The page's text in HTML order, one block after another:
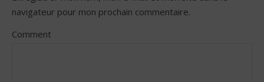
navigateur pour mon prochain commentaire.
Comment